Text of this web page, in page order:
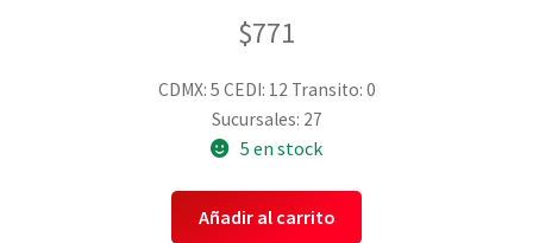
$771
CDMX: 5 CEDI: 12 Transito: 0
Sucursales: 27
5 en stock
Añadir al carrito